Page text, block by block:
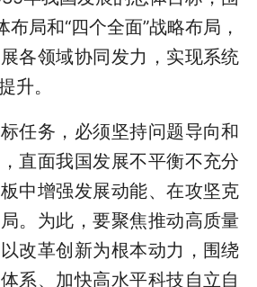
布局和“四个全面”战略布局，
各领域协同发力，实现系统
升。
务，必须坚持问题导向和
直面我国发展不平衡不充分
中增强发展动能、在攻坚克
。为此，要聚焦推动高质量
改革创新为根本动力，围绕
系、加快高水平科技自立自